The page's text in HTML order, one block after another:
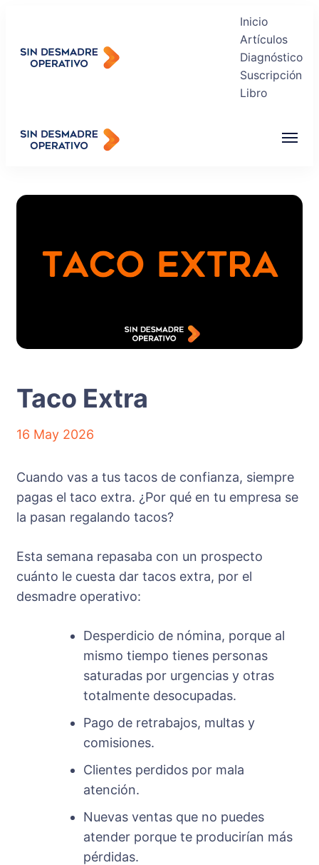
Sin Desmadre Operativo
Inicio
Artículos
Diagnóstico
Suscripción
Libro
Taco Extra
16 May 2026
Cuando vas a tus tacos de confianza, siempre
pagas el taco extra. ¿Por qué en tu empresa se
la pasan regalando tacos?
Esta semana repasaba con un prospecto
cuánto le cuesta dar tacos extra, por el
desmadre operativo:
Desperdicio de nómina, porque al
mismo tiempo tienes personas
saturadas por urgencias y otras
totalmente desocupadas.
Pago de retrabajos, multas y
comisiones.
Clientes perdidos por mala
atención.
Nuevas ventas que no puedes
atender porque te producirían más
pérdidas.